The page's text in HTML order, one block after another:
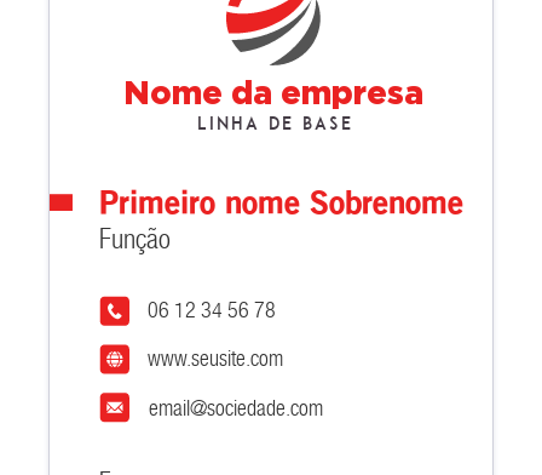
www.seusite.com
email@sociedade.com
Função
06 12 34 56 78
Primeiro nome Sobrenome
Nome da empresa
Linha de base